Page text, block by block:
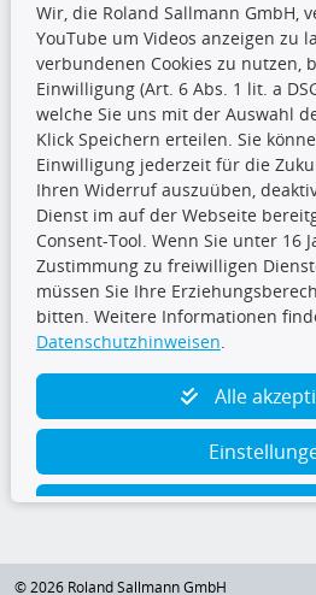
CARAT Gruppe
Folge uns
TecDoc Inside
© 2026 Roland Sallmann GmbH
Wir, die Roland Sallmann GmbH,
YouTube um Videos anzeigen zu
verbundenen Cookies zu nutzen,
Einwilligung (Art. 6 Abs. 1 lit. a
welche Sie uns mit der Auswahl
Klick Speichern erteilen. Sie
Einwilligung jederzeit für die
Ihren Widerruf auszuüben,
Dienst im auf der Webseite
Consent-Tool. Wenn Sie unter 16
Zustimmung zu freiwilligen
müssen Sie Ihre
bitten. Weitere Informationen
Datenschutzhinweisen.
Alle
Ablehnen